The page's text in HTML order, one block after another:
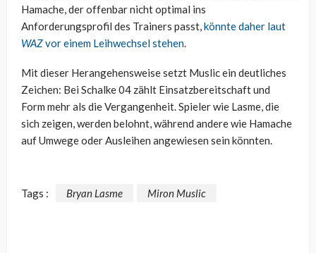
Hamache, der offenbar nicht optimal ins
Anforderungsprofil des Trainers passt,könnte daher laut
WAZvor einem Leihwechsel stehen.
Mit dieser Herangehensweise setzt Muslic ein deutliches
Zeichen: Bei Schalke 04 zählt Einsatzbereitschaft und
Form mehr als die Vergangenheit. Spieler wie Lasme, die
sich zeigen, werden belohnt, während andere wie Hamache
auf Umwege oder Ausleihen angewiesen sein könnten.
Tags : Bryan Lasme Miron Muslic